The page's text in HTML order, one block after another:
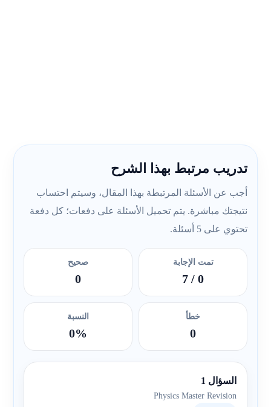
تدريب مرتبط بهذا الشرح
أجب عن الأسئلة المرتبطة بهذا المقال، وسيتم احتساب
نتيجتك مباشرة. يتم تحميل الأسئلة على دفعات؛ كل دفعة
تحتوي على 5 أسئلة.
تمت الإجابة
0
/ 7
صحيح
0
خطأ
0
النسبة
0%
السؤال 1
Physics Master Revision